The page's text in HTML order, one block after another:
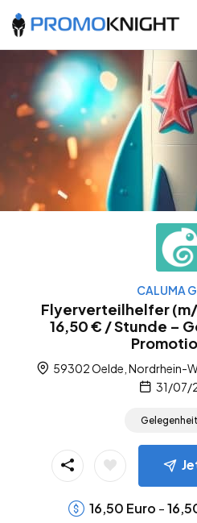
CALUMA
Flyerverteilhelfer
16,50 € / Stunde –
59302 Oelde, Nordrhein-
31/07/
16,50 Euro -